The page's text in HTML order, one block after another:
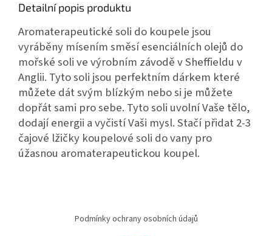
Detailní popis produktu
Aromaterapeutické soli do koupele jsou
vyráběny mísením směsí esenciálních olejů do
mořské soli ve výrobním závodě v Sheffieldu v
Anglii. Tyto soli jsou perfektním dárkem které
můžete dát svým blízkým nebo si je můžete
dopřát sami pro sebe. Tyto soli uvolní Vaše tělo,
dodají energii a vyčistí Vaši mysl. Stačí přidat 2-3
čajové lžičky koupelové soli do vany pro
úžasnou aromaterapeutickou koupel.
Podmínky ochrany osobních údajů